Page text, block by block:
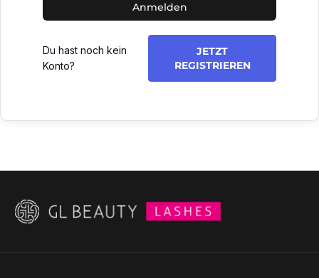
Anmelden
Du hast noch kein
Konto?
JETZT
REGISTRIEREN